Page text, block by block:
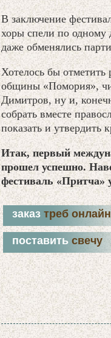
В заключение
хоры спели по одному
даже обменялись
Хотелось бы отметить
общины «Помория»,
Димитров, ну и,
собрать вместе
показать и утвердить
Итак, первый
прошел успешно.
фестиваль «Притча»
заказ треб онлайн
поставить свечу